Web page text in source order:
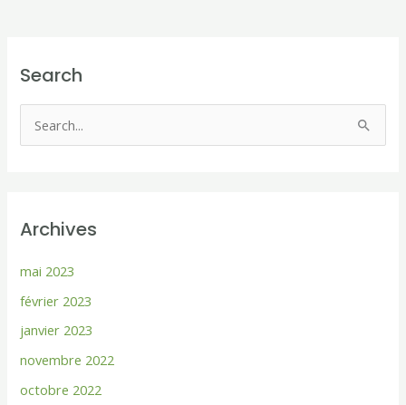
Search
e
h
e
r
Archives
mai 2023
février 2023
janvier 2023
novembre 2022
octobre 2022